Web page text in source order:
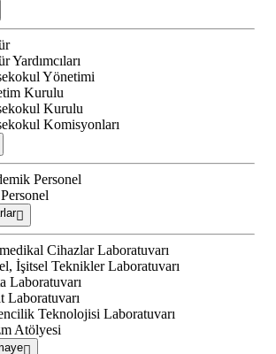
Yardımcıları
Yönetimi
Kurulu
Kurulu
Komisyonları
Personel
Cihazlar Laboratuvarı
İşitsel Teknikler Laboratuvarı
Laboratuvarı
Laboratuvarı
Teknolojisi Laboratuvarı
Atölyesi